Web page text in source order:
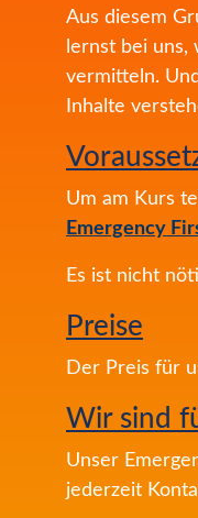
Aus diesem
lernst bei
vermitteln.
Inhalte
Um am Kurs
Emergency
Es ist nicht
Preise
Der Preis für
Wir sind
Unser
jederzeit